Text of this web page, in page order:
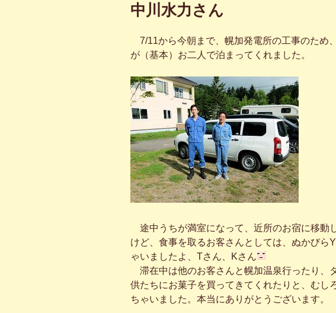
日:
中川水力さん
7/11から今朝まで、幌加発電所の工事のため
が（基本）お二人で泊まってくれました。
途中うちが満室になって、近所のお宿に移動
けど、食事を取るお客さんとしては、ぬかびら
ゃいましたよ、Tさん、Kさん
滞在中は他のお客さんと幌加温泉行ったり、
供たちにお菓子を買ってきてくれたりと、むし
ちゃいました。本当にありがとうございます。